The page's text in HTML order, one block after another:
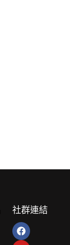
社群連結
F
a
Y
o
L
i